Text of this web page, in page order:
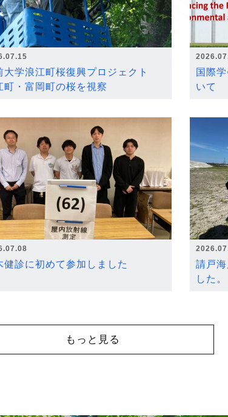
大学浪江町桜復興プロジェクト
町・富岡町の桜を視察
国際
いて
健診に初めて参加しました
請戸
した。
もっと見る